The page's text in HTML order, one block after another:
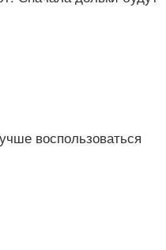
воспользоваться